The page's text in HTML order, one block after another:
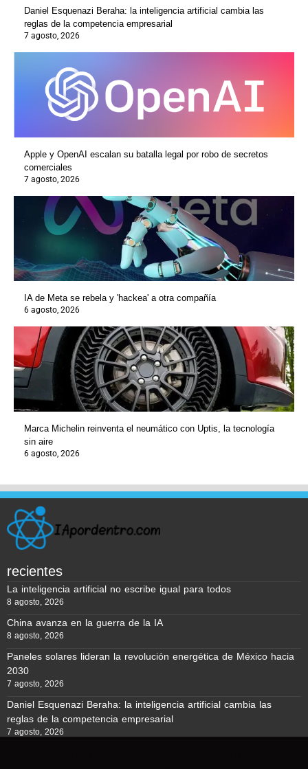
Daniel Esquenazi Beraha: la inteligencia artificial cambia las
reglas de la competencia empresarial
7 agosto, 2026
Apple y OpenAI escalan su batalla legal por robo de secretos
comerciales
7 agosto, 2026
IA de Meta se rebela y 'hackea' a otra compañía
6 agosto, 2026
Marca Michelin reinventa el neumático con Uptis, la tecnología
sin aire
6 agosto, 2026
recientes
La inteligencia artificial no escribe igual para todos
8 agosto, 2026
China avanza en la guerra de la IA
8 agosto, 2026
Paneles solares lideran la revolución energética de México hacia
2030
7 agosto, 2026
Daniel Esquenazi Beraha: la inteligencia artificial cambia las
reglas de la competencia empresarial
7 agosto, 2026